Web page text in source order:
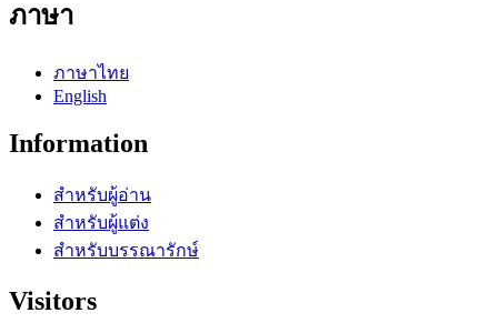
ภาษา
ภาษาไทย
English
Information
สำหรับผู้อ่าน
สำหรับผู้แต่ง
สำหรับบรรณารักษ์
Visitors